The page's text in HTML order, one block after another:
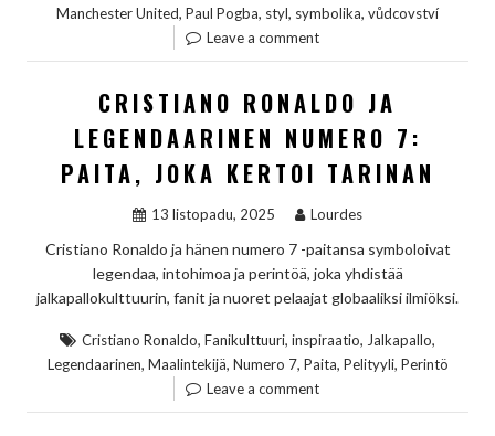
Manchester United, Paul Pogba, styl, symbolika, vůdcovství
Leave a comment
CRISTIANO RONALDO JA
LEGENDAARINEN NUMERO 7:
PAITA, JOKA KERTOI TARINAN
13 listopadu, 2025 Lourdes
Cristiano Ronaldo ja hänen numero 7 -paitansa symboloivat
legendaa, intohimoa ja perintöä, joka yhdistää
jalkapallokulttuurin, fanit ja nuoret pelaajat globaaliksi ilmiöksi.
Cristiano Ronaldo, Fanikulttuuri, inspiraatio, Jalkapallo,
Legendaarinen, Maalintekijä, Numero 7, Paita, Pelityyli, Perintö
Leave a comment